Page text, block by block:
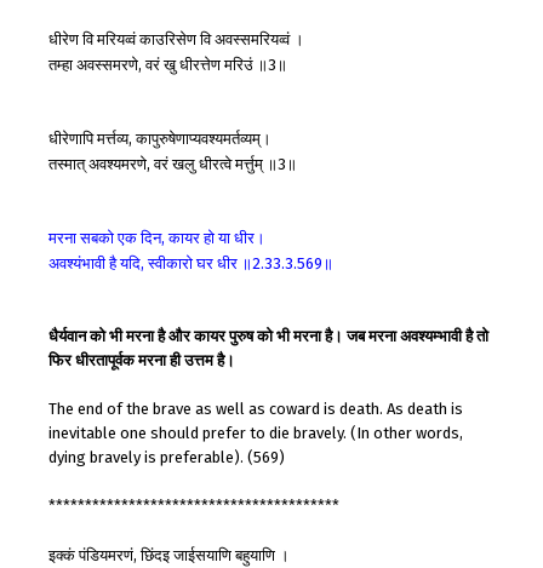
धीरेणविमरियव्वंकाउरिसेणविअवस्समरियव्वं ।
तम्हाअवस्समरणे,वरंखुधीरत्तेणमरिउं ॥3 ॥
धीरेणापिमर्त्तव्य,कापुरुषेणाप्यवश्यमर्तव्यम्।
तस्मात्अवश्यमरणे,वरंखलुधीरत्वेमर्त्तुम् ॥3 ॥
मरनासबकोएकदिन,कायरहोयाधीर।
अवश्यंभावीहैयदि,स्वीकारोघरधीर ॥2.33.3.569 ॥
धैर्यवान को भी मरना है और कायर पुरुष को भी मरना है। जब मरना अवश्यम्भावी है तो
फिर धीरतापूर्वक मरना ही उत्तम है।
The end of the brave as well as coward is death. As death is
inevitable one should prefer to die bravely. (In other words,
dying bravely is preferable). (569)
****************************************
इक्कंपंडियमरणं,छिंदइजाईसयाणिबहुयाणि ।